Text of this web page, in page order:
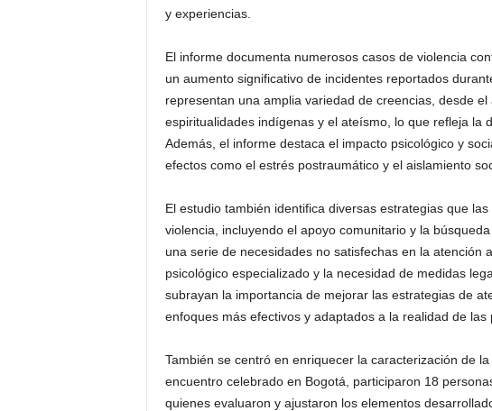
y experiencias.
El informe documenta numerosos casos de violencia
un aumento significativo de incidentes reportados
representan una amplia variedad de creencias, desde
espiritualidades indígenas y el ateísmo, lo que refleja la
Además, el informe destaca el impacto psicológico y
efectos como el estrés postraumático y el aislamiento
El estudio también identifica diversas estrategias que
violencia, incluyendo el apoyo comunitario y la
una serie de necesidades no satisfechas en la atención
psicológico especializado y la necesidad de medidas
subrayan la importancia de mejorar las estrategias de
enfoques más efectivos y adaptados a la realidad de las
También se centró en enriquecer la caracterización de
encuentro celebrado en Bogotá, participaron 18
quienes evaluaron y ajustaron los elementos